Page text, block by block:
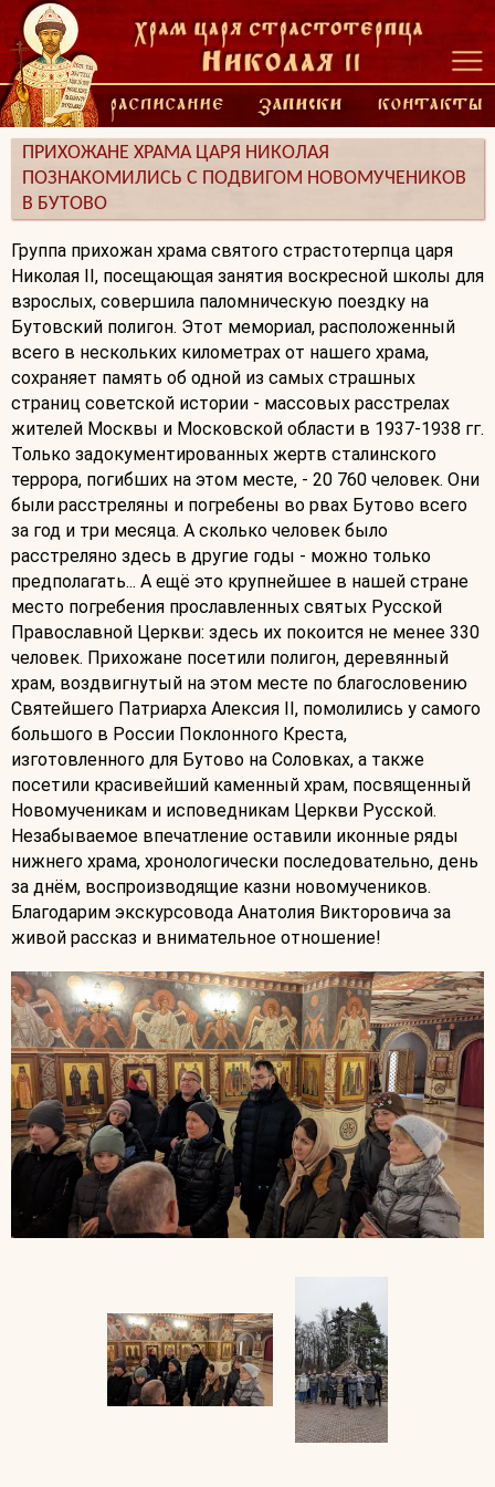
ПРИХОЖАНЕ ХРАМА ЦАРЯ НИКОЛАЯ
ПОЗНАКОМИЛИСЬ С ПОДВИГОМ НОВОМУЧЕНИКОВ
В БУТОВО
Группа прихожан храма святого страстотерпца царя
Николая II, посещающая занятия воскресной школы для
взрослых, совершила паломническую поездку на
Бутовский полигон. Этот мемориал, расположенный
всего в нескольких километрах от нашего храма,
сохраняет память об одной из самых страшных
страниц советской истории - массовых расстрелах
жителей Москвы и Московской области в 1937-1938 гг.
Только задокументированных жертв сталинского
террора, погибших на этом месте, - 20 760 человек. Они
были расстреляны и погребены во рвах Бутово всего
за год и три месяца. А сколько человек было
расстреляно здесь в другие годы - можно только
предполагать... А ещё это крупнейшее в нашей стране
место погребения прославленных святых Русской
Православной Церкви: здесь их покоится не менее 330
человек. Прихожане посетили полигон, деревянный
храм, воздвигнутый на этом месте по благословению
Святейшего Патриарха Алексия II, помолились у самого
большого в России Поклонного Креста,
изготовленного для Бутово на Соловках, а также
посетили красивейший каменный храм, посвященный
Новомученикам и исповедникам Церкви Русской.
Незабываемое впечатление оставили иконные ряды
нижнего храма, хронологически последовательно, день
за днём, воспроизводящие казни новомучеников.
Благодарим экскурсовода Анатолия Викторовича за
живой рассказ и внимательное отношение!